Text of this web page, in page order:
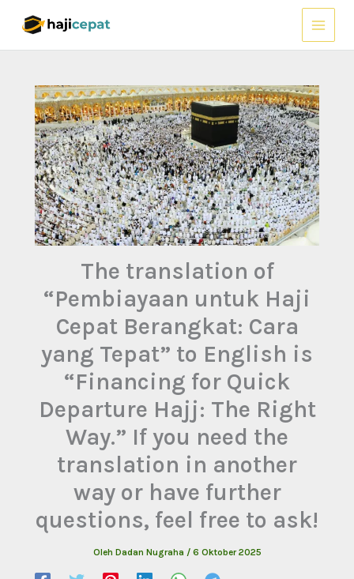
The translation of
“Pembiayaan untuk Haji
Cepat Berangkat: Cara
yang Tepat” to English is
“Financing for Quick
Departure Hajj: The Right
Way.” If you need the
translation in another
way or have further
questions, feel free to ask!
Oleh Dadan Nugraha / 6 Oktober 2025